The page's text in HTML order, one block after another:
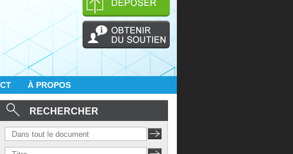
À PROPOS
RECHERCHER